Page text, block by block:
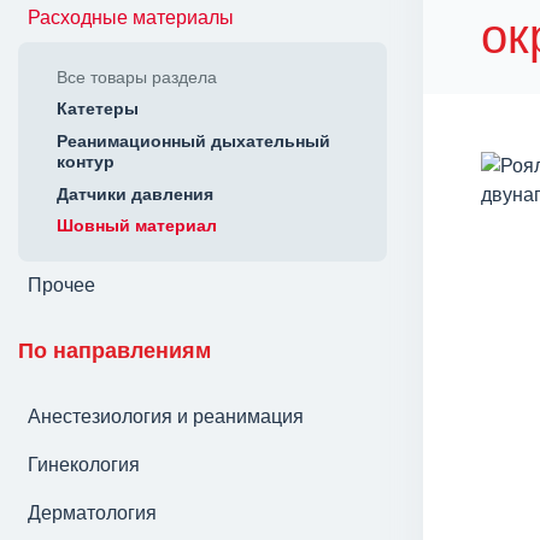
Расходные материалы
Все товары раздела
Катетеры
Реанимационный дыхательный
контур
Датчики давления
Шовный материал
Прочее
По направлениям
Анестезиология и реанимация
Гинекология
Дерматология